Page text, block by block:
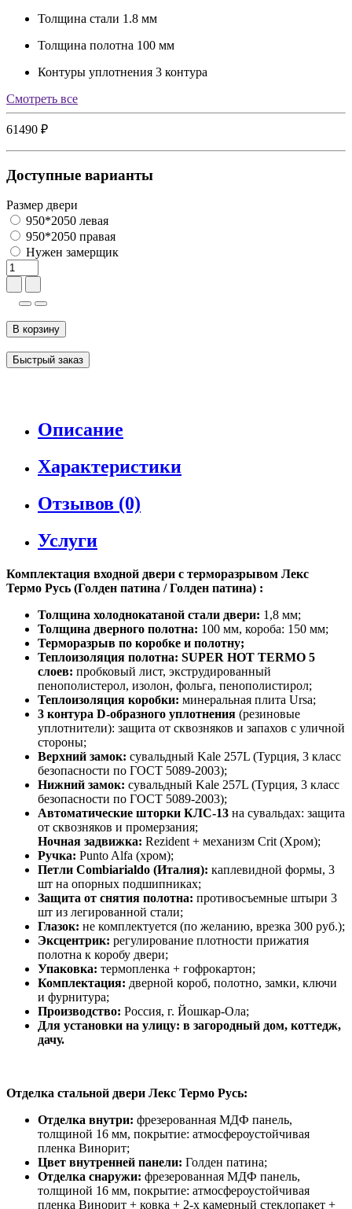
Толщина стали 1.8 мм
Толщина полотна 100 мм
Контуры уплотнения 3 контура
Cмотреть все
61490 ₽
Доступные варианты
Размер двери
950*2050 левая
950*2050 правая
Нужен замерщик
В корзину
Быстрый заказ
Описание
Характеристики
Отзывов (0)
Услуги
Комплектация входной двери с терморазрывом Лекс
Термо Русь (Голден патина / Голден патина) :
Толщина холоднокатаной стали двери: 1,8 мм;
Толщина дверного полотна: 100 мм, короба: 150 мм;
Терморазрыв по коробке и полотну;
Теплоизоляция полотна: SUPER НОТ ТЕRМО 5
слоев: пробковый лист, экструдированный
пенополистерол, изолон, фольга, пенополистирол;
Теплоизоляция коробки: минеральная плита Ursa;
3 контура D-образного уплотнения (резиновые
уплотнители): защита от сквозняков и запахов с уличной
стороны;
Верхний замок: сувальдный Kale 257L (Турция, 3 класс
безопасности по ГОСТ 5089-2003);
Нижний замок: сувальдный Kale 257L (Турция, 3 класс
безопасности по ГОСТ 5089-2003);
Автоматические шторки КЛС-13 на сувальдах: защита
от сквозняков и промерзания;
Ночная задвижка: Rezident + механизм Crit (Хром);
Ручка: Punto Alfa (хром);
Петли Combiarialdo (Италия): каплевидной формы, 3
шт на опорных подшипниках;
Защита от снятия полотна: противосъемные штыри 3
шт из легированной стали;
Глазок: не комплектуется (по желанию, врезка 300 руб.);
Эксцентрик: регулирование плотности прижатия
полотна к коробу двери;
Упаковка: термопленка + гофрокартон;
Комплектация: дверной короб, полотно, замки, ключи
и фурнитура;
Производство: Россия, г. Йошкар-Ола;
Для установки на улицу: в загородный дом, коттедж,
дачу.
Отделка стальной двери Лекс Термо Русь:
Отделка внутри: фрезерованная МДФ панель,
толщиной 16 мм, покрытие: атмосфероустойчивая
пленка Винорит;
Цвет внутренней панели: Голден патина;
Отделка снаружи: фрезерованная МДФ панель,
толщиной 16 мм, покрытие: атмосфероустойчивая
пленка Винорит + ковка + 2-х камерный стеклопакет +